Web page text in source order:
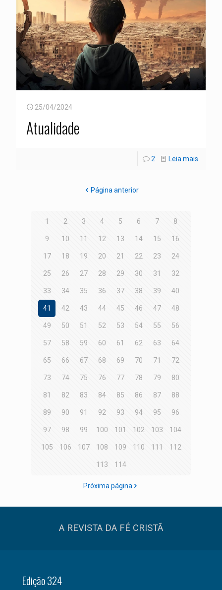
25/04/2024
Atualidade
2 Leia mais
Página anterior
1 2 3 4 5 6 7 8
9 10 11 12 13 14 15 16
17 18 19 20 21 22 23 24
25 26 27 28 29 30 31 32
33 34 35 36 37 38 39 40
41 42 43 44 45 46 47 48
49 50 51 52 53 54 55 56
57 58 59 60 61 62 63 64
65 66 67 68 69 70 71 72
73 74 75 76 77 78 79 80
81 82 83 84 85 86 87 88
89 90 91 92 93 94 95 96
97 98 99 100 101 102 103 104
105 106 107 108 109 110 111 112
113 114
Próxima página
A REVISTA DA FÉ CRISTÃ
Edição 324